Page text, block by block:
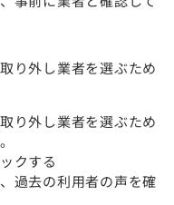
り外し業者を選ぶため
り外し業者を選ぶため
クする
過去の利用者の声を確